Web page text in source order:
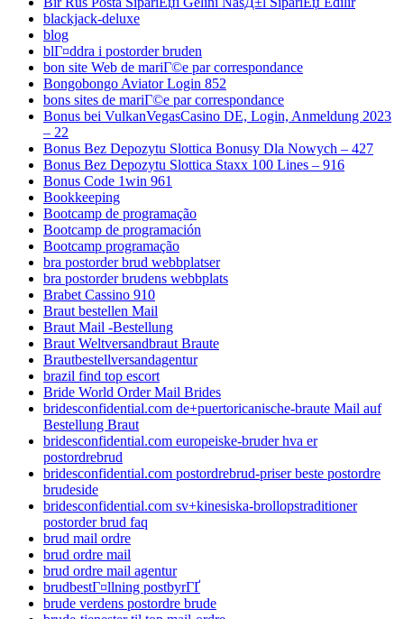
blackjack-deluxe
blog
blГ¤ddra i postorder bruden
bon site Web de mariГ©e par correspondance
Bongobongo Aviator Login 852
bons sites de mariГ©e par correspondance
Bonus bei VulkanVegasCasino DE, Login, Anmeldung 2023
– 22
Bonus Bez Depozytu Slottica Bonusy Dla Nowych – 427
Bonus Bez Depozytu Slottica Staxx 100 Lines – 916
Bonus Code 1win 961
Bookkeeping
Bootcamp de programação
Bootcamp de programación
Bootcamp programação
bra postorder brud webbplatser
bra postorder brudens webbplats
Brabet Cassino 910
Braut bestellen Mail
Braut Mail -Bestellung
Braut Weltversandbraut Braute
Brautbestellversandagentur
brazil find top escort
Bride World Order Mail Brides
bridesconfidential.com de+puertoricanische-braute Mail auf
Bestellung Braut
bridesconfidential.com europeiske-bruder hva er
postordrebrud
bridesconfidential.com postordrebrud-priser beste postordre
brudeside
bridesconfidential.com sv+kinesiska-brollopstraditioner
postorder brud faq
brud mail ordre
brud ordre mail
brud ordre mail agentur
brudbestГ¤llning postbyrГҐ
brude verdens postordre brude